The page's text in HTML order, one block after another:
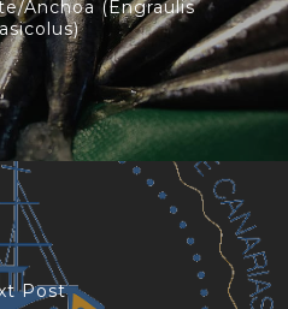
Anchoa (Engraulis
Post